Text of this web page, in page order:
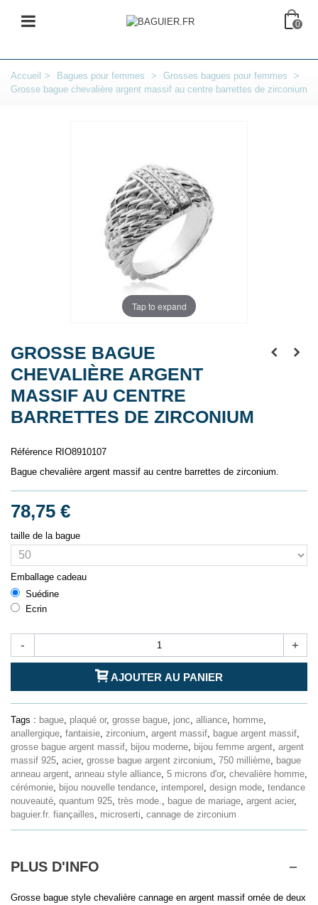
0
Accueil > Bagues pour femmes > Grosses bagues pour femmes
>
Grosse bague chevalière argent massif au centre barrettes de zirconium
Tap to expand
GROSSE BAGUE
CHEVALIÈRE ARGENT
MASSIF AU CENTRE
BARRETTES DE ZIRCONIUM
Référence RIO8910107
Bague chevalière argent massif au centre barrettes de zirconium.
78,75 €
taille de la bague
Emballage cadeau
Suédine
Ecrin
- +
AJOUTER AU PANIER
Tags : bague, plaqué or, grosse bague, jonc, alliance, homme,
anallergique, fantaisie, zirconium, argent massif, bague argent massif,
grosse bague argent massif, bijou moderne, bijou femme argent, argent
massif 925, acier, grosse bague argent zirconium, 750 millième, bague
anneau argent, anneau style alliance, 5 microns d'or, chevalière homme,
cérémonie, bijou nouvelle tendance, intemporel , design mode, tendance
nouveauté, quantum 925, très mode., bague de mariage, argent acier,
baguier.fr. fiançailles, microserti, cannage de zirconium
PLUS D'INFO
Grosse bague style chevalière cannage en argent massif ornée de deux